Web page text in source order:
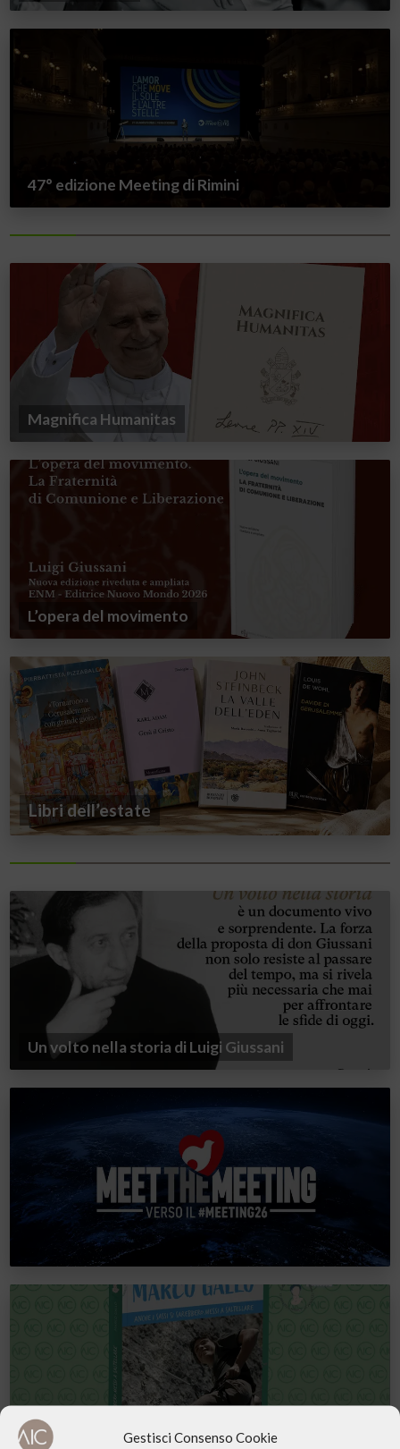
Gestisci Consenso Cookie
47° edizione Meeting di Rimini
Magnifica Humanitas
L’opera del movimento
Libri dell’estate
Un volto nella storia di Luigi Giussani
Marco Gallo